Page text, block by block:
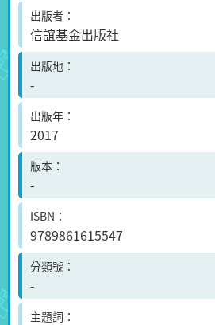
出版者
信誼基金出版社
出版地
-
出版年
2017
版本
-
ISBN
9789861615547
分類號
-
主題詞